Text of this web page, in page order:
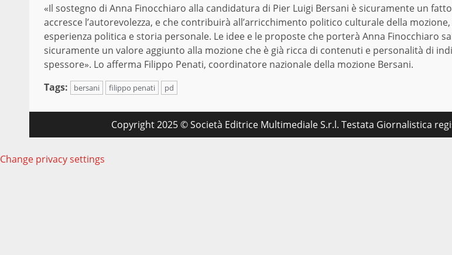
«Il sostegno di Anna Finocchiaro alla candidatura di Pier Luigi Bersani è sicuramente un
accresce l’autorevolezza, e che contribuirà all’arricchimento politico culturale della mozione,
esperienza politica e storia personale. Le idee e le proposte che porterà Anna Finocchiaro
sicuramente un valore aggiunto alla mozione che è già ricca di contenuti e personalità di
spessore». Lo afferma Filippo Penati, coordinatore nazionale della mozione Bersani.
Tags:
bersani filippo penati pd
Copyright 2025 © Società Editrice Multimediale S.r.l. Testata Giornalistica
Change privacy settings